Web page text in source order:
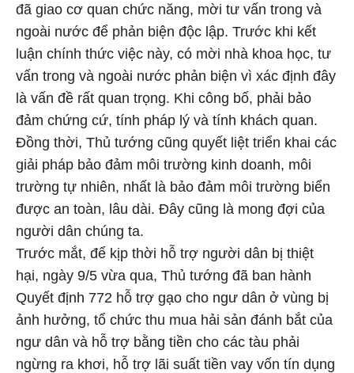
đã giao cơ quan chức năng, mời tư vấn trong và
ngoài nước để phản biện độc lập. Trước khi kết
luận chính thức việc này, có mời nhà khoa học, tư
vấn trong và ngoài nước phản biện vì xác định đây
là vấn đề rất quan trọng. Khi công bố, phải bảo
đảm chứng cứ, tính pháp lý và tính khách quan.
Đồng thời, Thủ tướng cũng quyết liệt triển khai các
giải pháp bảo đảm môi trường kinh doanh, môi
trường tự nhiên, nhất là bảo đảm môi trường biển
được an toàn, lâu dài. Đây cũng là mong đợi của
người dân chúng ta.
Trước mắt, để kịp thời hỗ trợ người dân bị thiệt
hại, ngày 9/5 vừa qua, Thủ tướng đã ban hành
Quyết định 772 hỗ trợ gạo cho ngư dân ở vùng bị
ảnh hưởng, tổ chức thu mua hải sản đánh bắt của
ngư dân và hỗ trợ bằng tiền cho các tàu phải
ngừng ra khơi, hỗ trợ lãi suất tiền vay vốn tín dụng